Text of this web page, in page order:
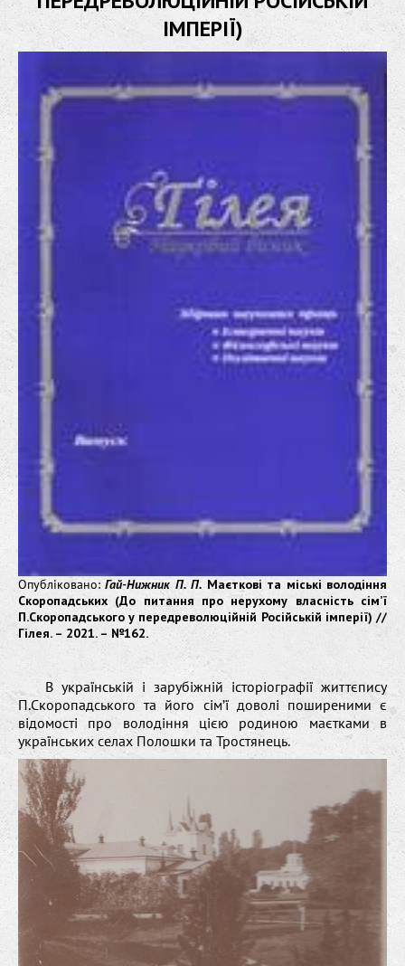
ІМПЕРІЇ)
Опубліковано:Гай-Нижник П. П. Маєткові та міські володіння
Скоропадських (До питання про нерухому власність сім’ї
П.Скоропадського у передреволюційній Російській імперії) //
Гілея. – 2021. – №162.
В українській і зарубіжній історіографії життєпису
П.Скоропадського та його сім’ї доволі поширеними є
відомості про володіння цією родиною маєтками в
українських селах Полошки та Тростянець.